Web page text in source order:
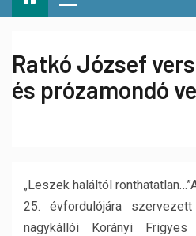
Ratkó József
és prózamondó
„Leszek haláltól
25. évfordulójára
nagykállói Korányi Frigyes